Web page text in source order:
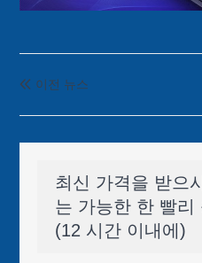
 이전 뉴스
최신 가격을 받으
는 가능한 한 빨리
(12 시간 이내에)